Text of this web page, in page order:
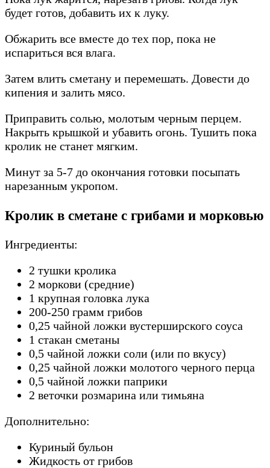
будет готов, добавить их к луку.
Обжарить все вместе до тех пор, пока не
испариться вся влага.
Затем влить сметану и перемешать. Довести до
кипения и залить мясо.
Приправить солью, молотым черным перцем.
Накрыть крышкой и убавить огонь. Тушить пока
кролик не станет мягким.
Минут за 5-7 до окончания готовки посыпать
нарезанным укропом.
Кролик в сметане с грибами и морковью
Ингредиенты:
2 тушки кролика
2 моркови (средние)
1 крупная головка лука
200-250 грамм грибов
0,25 чайной ложки вустерширского соуса
1 стакан сметаны
0,5 чайной ложки соли (или по вкусу)
0,25 чайной ложки молотого черного перца
0,5 чайной ложки паприки
2 веточки розмарина или тимьяна
Дополнительно:
Куриный бульон
Жидкость от грибов